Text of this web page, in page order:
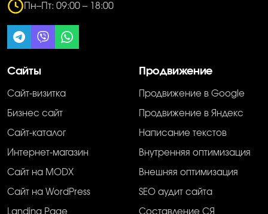
Пн–Пт: 09:00 – 18:00
Сайты
Сайт-визитка
Бизнес сайт
Сайт-каталог
Интернет-магазин
Сайт на MODX
Сайт на WordPress
Landing Page
Продвижение
Продвижение в Google
Продвижение в Яндекс
Написание текстов
Внутренняя оптимизация
Внешняя оптимизация
SEO аудит сайта
Составление СЯ